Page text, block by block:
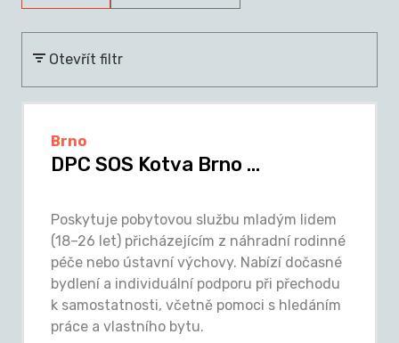
Otevřít filtr
Brno
DPC SOS Kotva Brno ...
Poskytuje pobytovou službu mladým lidem
(18–26 let) přicházejícím z náhradní rodinné
péče nebo ústavní výchovy. Nabízí dočasné
bydlení a individuální podporu při přechodu
k samostatnosti, včetně pomoci s hledáním
práce a vlastního bytu.